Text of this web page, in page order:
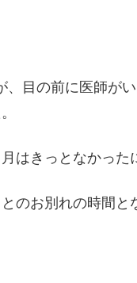
目の前に医師が
はきっとなかった
のお別れの時間と